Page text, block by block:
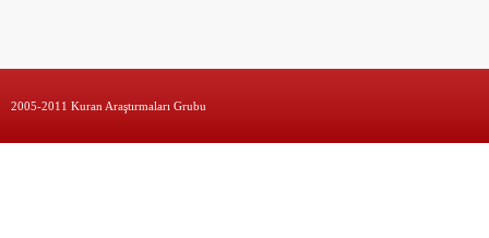
2005-2011 Kuran Araştırmaları Grubu